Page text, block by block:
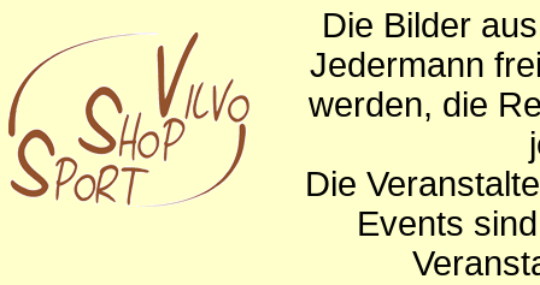
Die Bilder
Jedermann
werden, die
Die
Events